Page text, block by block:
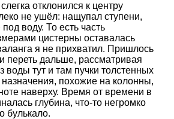
отклонился к центру
не ушёл: нащупал ступени,
воду. То есть часть
цистерны оставалась
я не прихватил. Пришлось
переть дальше, рассматривая
тут и там пучки толстенных
назначения, похожие на колонны,
наверху. Время от времени в
глубина, что-то негромко
булькало.